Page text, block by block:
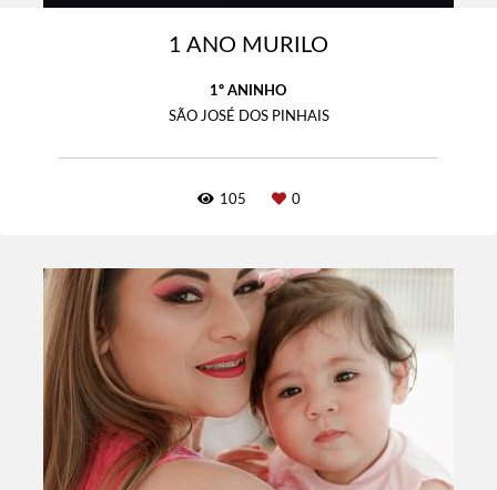
1 ANO MURILO
1º ANINHO
SÃO JOSÉ DOS PINHAIS
105 0